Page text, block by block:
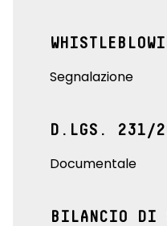
Segnalazione
D.LGS. 231/
Documentale
BILANCIO DI